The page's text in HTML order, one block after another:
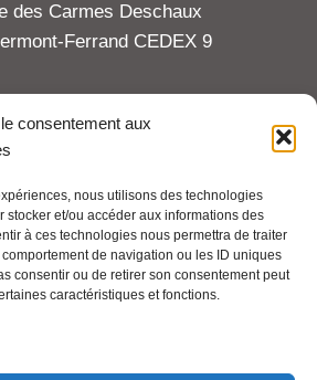
consentement aux
nous utilisons des technologies
stocker et/ou accéder aux informations des
à ces technologies nous permettra de traiter
de navigation ou les ID uniques
consentir ou de retirer son consentement peut
caractéristiques et fonctions.
des Carmes Deschaux
Ferrand CEDEX 9
: 06 65 27 23 81
Mentions légales
aller plus loin :